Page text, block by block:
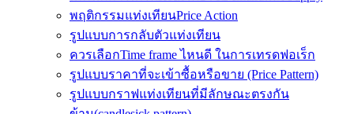
พฤติกรรมแท่งเทียนPrice Action
รูปแบบการกลับตัวแท่งเทียน
ควรเลือกTime frame ไหนดี ในการเทรดฟอเร็ก
รูปแบบราคาที่จะเข้าซื้อหรือขาย (Price Pattern)
รูปแบบกราฟแท่งเทียนที่มีลักษณะตรงกัน